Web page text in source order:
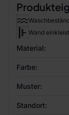
Wand
Material:
Farbe:
Muster:
Standort: